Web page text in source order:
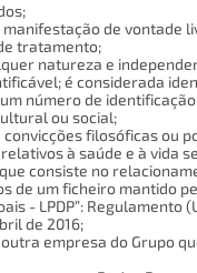
de
tratamento;
natureza e
é considerada
número de
ou social;
convicções filosóficas
à saúde e à vida
consiste no
de um ficheiro mantido
- LPDP”: Regulamento
de 2016;
outra empresa do Grupo